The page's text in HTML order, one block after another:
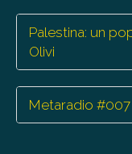
Palestina: un
Olivi
Metaradio